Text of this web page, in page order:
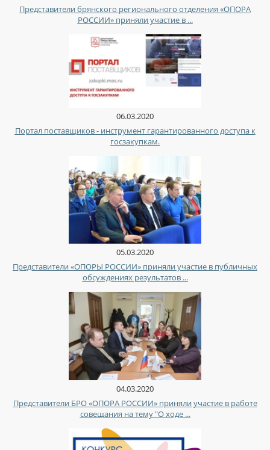
Представители брянского регионального отделения «ОПОРА
РОССИИ» приняли участие в ...
06.03.2020
Портал поставщиков - инструмент гарантированного доступа к
госзакупкам.
05.03.2020
Представители «ОПОРЫ РОССИИ» приняли участие в публичных
обсуждениях результатов ...
04.03.2020
Представители БРО «ОПОРА РОССИИ» приняли участие в работе
совещания на тему "О ходе ...